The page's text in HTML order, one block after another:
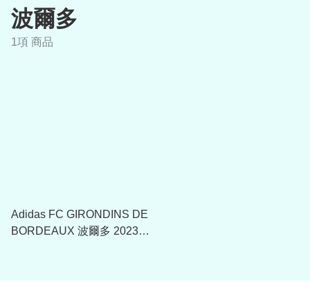
波爾多
1項 商品
Adidas FC GIRONDINS DE
BORDEAUX 波爾多 2023-